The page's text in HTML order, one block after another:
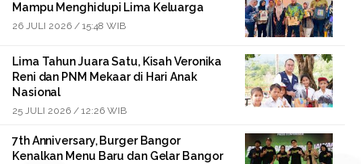
Mampu Menghidupi Lima Keluarga
26 JULI 2026 / 15:48 WIB
Lima Tahun Juara Satu, Kisah Veronika
Reni dan PNM Mekaar di Hari Anak
Nasional
25 JULI 2026 / 12:26 WIB
7th Anniversary, Burger Bangor
Kenalkan Menu Baru dan Gelar Bangor